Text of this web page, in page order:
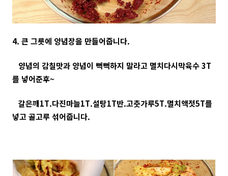
4. 큰 그릇에 양념장을 만들어줍니다.
양념의 감칠맛과 양념이 뻑뻑하지 말라고 멸치다시막육수 3T
를 넣어준후~
갈은깨1T.다진마늘1T.설탕1T반.고춧가루5T.멸치액젓5T를
넣고 골고루 섞어줍니다.